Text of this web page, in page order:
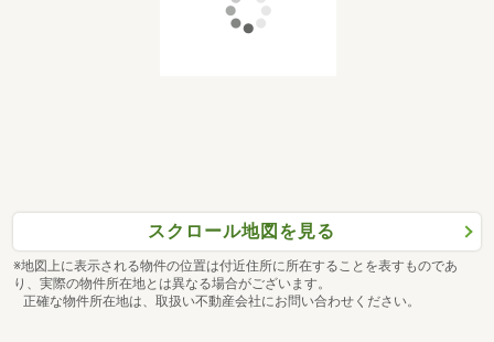
スクロール地図を見る
※地図上に表示される物件の位置は付近住所に所在することを表すものであ
り、実際の物件所在地とは異なる場合がございます。
正確な物件所在地は、取扱い不動産会社にお問い合わせください。